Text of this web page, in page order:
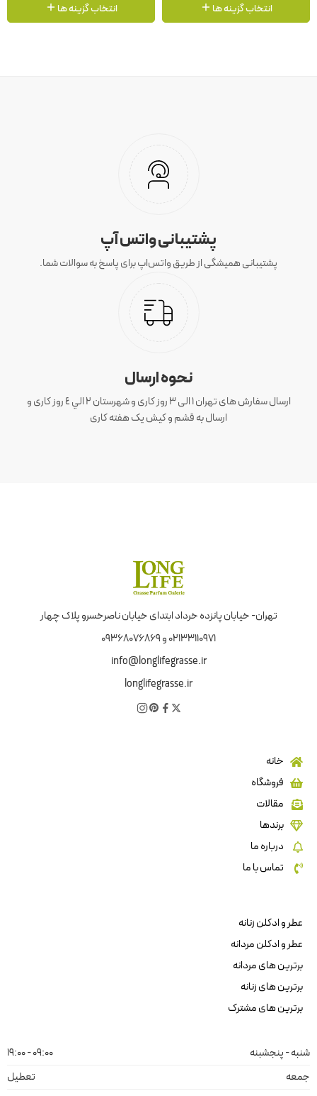
انتخاب گزینه ها انتخاب گزینه ها
پشتیبانی واتس آپ
پشتیبانی همیشگی از طریق واتس‌اپ برای پاسخ به سوالات شما.
نحوه ارسال
ارسال سفارش های تهران 1 الی 3 روز کاری و شهرستان ٢ الي ٤ روز کاری و
ارسال به قشم و کیش یک هفته کاری
تهران- خیابان پانزده خرداد ابتدای خیابان ناصرخسرو پلاک چهار
02133110971 و 09368076869
info@longlifegrasse.ir
longlifegrasse.ir
خانه
فروشگاه
مقالات
برندها
درباره ما
تماس با ما
عطر و ادکلن زنانه
عطر و ادکلن مردانه
برترین های مردانه
برترین های زنانه
برترین های مشترک
شنبه - پنجشبنه
09:00 - 19:00
جمعه
تعطیل